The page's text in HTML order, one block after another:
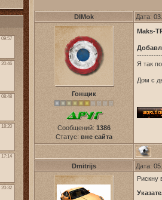
DIMok Дата:
Гонщик
Сообщений: 1386
Статус: вне сайта
Maks-
Я так
Дом с
Dmitrijs Дата:
Рискну